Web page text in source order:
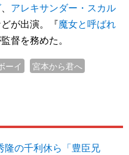
、 アレキサンダー・スカル
が出演。『魔女と呼ばれ
督を務めた。
ーイ
宮本から君へ
隆の千利休ら「豊臣兄